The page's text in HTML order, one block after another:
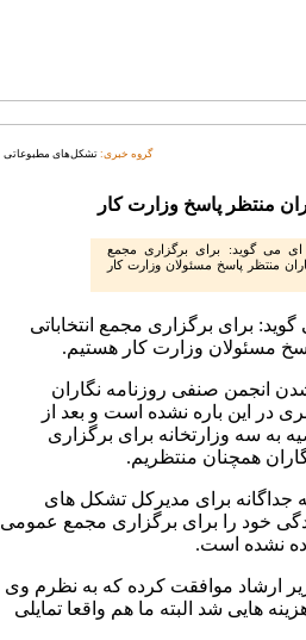
گروه خبری: تشکل‌های مطبوعاتی
منتظر پاسخ وزارت کار
ای می گوید: برای برگزاری مجمع
منتظر پاسخ مسئولان وزارت کار
برای برگزاری مجمع انتخاباتی
مسئولان وزارت کار هستیم.
زمان پلمپ شدن انجمن صنفی روزنامه نگاران
در این باره نشده است و بعد از
به سه وزارتخانه برای برگزاری
همچنان منتظریم.
جداگانه برای مدیرکل تشکل های
خود را برای برگزاری مجمع عمومی
نشده است.
ارشاد موافقت کرده که به نظرم وی
هایی شد البته ما هم واقعا تمایلی